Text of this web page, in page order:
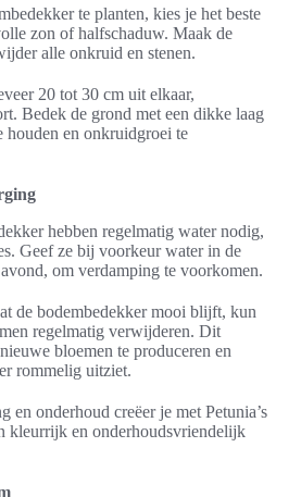
te planten, kies je het beste
zon of halfschaduw. Maak de
alle onkruid en stenen.
20 tot 30 cm uit elkaar,
Bedek de grond met een dikke laag
houden en onkruidgroei te
hebben regelmatig water nodig,
Geef ze bij voorkeur water in de
om verdamping te voorkomen.
de bodembedekker mooi blijft, kun
regelmatig verwijderen. Dit
bloemen te produceren en
rommelig uitziet.
en onderhoud creëer je met Petunia’s
kleurrijk en onderhoudsvriendelijk